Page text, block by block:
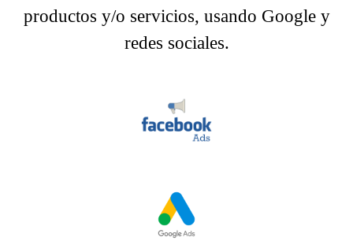
productos y/o servicios, usando Google y
redes sociales.